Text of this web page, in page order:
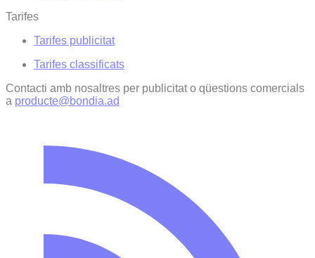
Tarifes
Tarifes publicitat
Tarifes classificats
Contacti amb nosaltres per publicitat o qüestions comercials
a producte@bondia.ad